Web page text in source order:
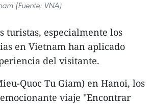
(Fuente: VNA)
turistas, especialmente los
en Vietnam han aplicado
del visitante.
Quoc Tu Giam) en Hanoi, los
viaje "Encontrar